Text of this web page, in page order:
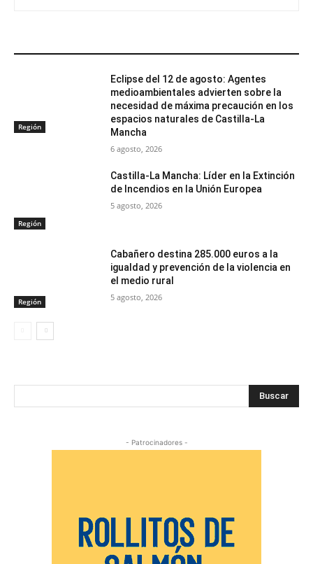
Región
Eclipse del 12 de agosto: Agentes
medioambientales advierten sobre la
necesidad de máxima precaución en los
espacios naturales de Castilla-La
Mancha
6 agosto, 2026
Región
Castilla-La Mancha: Líder en la Extinción
de Incendios en la Unión Europea
5 agosto, 2026
Región
Cabañero destina 285.000 euros a la
igualdad y prevención de la violencia en
el medio rural
5 agosto, 2026
Buscar
- Patrocinadores -